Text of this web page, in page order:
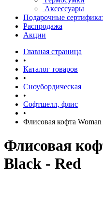
Аксессуары
Подарочные
Распродажа
Акции
Главная страница
•
Каталог товаров
•
Сноубордическая
•
Софтшелл, флис
•
Флисовая кофта
Флисовая
Black - Red